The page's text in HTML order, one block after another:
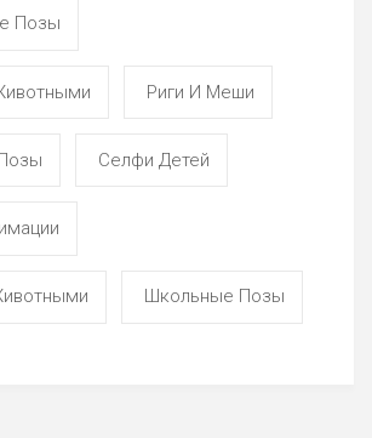
Позы
Риги И Меши
Селфи Детей
Школьные Позы